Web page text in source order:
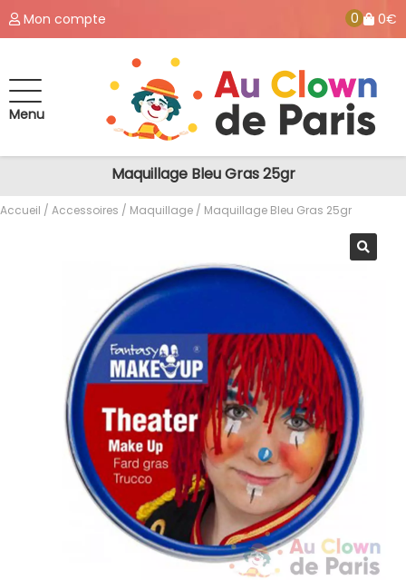
Mon compte 0 0€
Menu
Maquillage Bleu Gras 25gr
Accueil / Accessoires / Maquillage / Maquillage Bleu Gras 25gr